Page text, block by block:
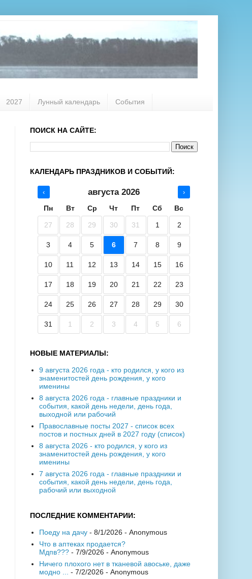
2027 Лунный календарь События
ПОИСК НА САЙТЕ:
КАЛЕНДАРЬ ПРАЗДНИКОВ И СОБЫТИЙ:
‹ августа 2026 ›
Пн Вт Ср Чт Пт Сб Вс
27 28 29 30 31 1 2
3 4 5 6 7 8 9
10 11 12 13 14 15 16
17 18 19 20 21 22 23
24 25 26 27 28 29 30
31 1 2 3 4 5 6
НОВЫЕ МАТЕРИАЛЫ:
9 августа 2026 года - кто родился, у кого из
знаменитостей день рождения, у кого
именины
8 августа 2026 года - главные праздники и
события, какой день недели, день года,
выходной или рабочий
Православные посты 2027 - список всех
постов и постных дней в 2027 году (список)
8 августа 2026 - кто родился, у кого из
знаменитостей день рождения, у кого
именины
7 августа 2026 года - главные праздники и
события, какой день недели, день года,
рабочий или выходной
ПОСЛЕДНИЕ КОММЕНТАРИИ:
Поеду на дачу- 8/1/2026 - Anonymous
Что в аптеках продается?
Мдпв???- 7/9/2026 - Anonymous
Ничего плохого нет в тканевой авоське, даже
модно ... - 7/2/2026 - Anonymous